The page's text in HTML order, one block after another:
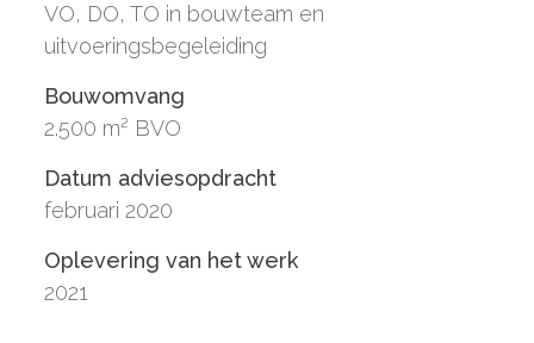
VO, DO, TO in bouwteam en
uitvoeringsbegeleiding
Bouwomvang
2.500 m² BVO
Datum adviesopdracht
februari 2020
Oplevering van het werk
2021